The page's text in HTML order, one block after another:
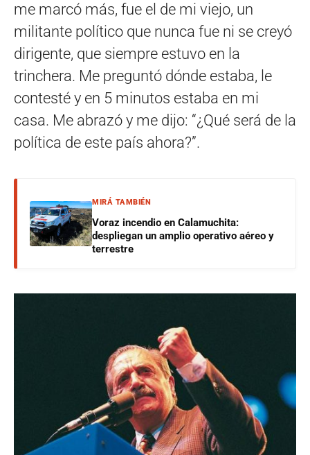
me marcó más, fue el de mi viejo, un
militante político que nunca fue ni se creyó
dirigente, que siempre estuvo en la
trinchera. Me preguntó dónde estaba, le
contesté y en 5 minutos estaba en mi
casa. Me abrazó y me dijo: “¿Qué será de la
política de este país ahora?”.
MIRÁ TAMBIÉN
Voraz incendio en Calamuchita:
despliegan un amplio operativo aéreo y
terrestre